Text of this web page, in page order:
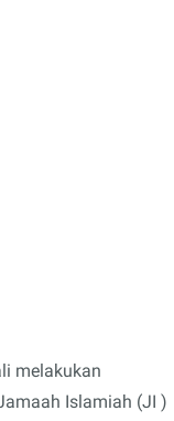
melakukan
Islamiah (JI )